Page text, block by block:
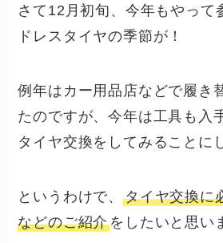
さて12月初旬、今年もやって
ドレスタイヤの季節が！
例年はカー用品店などで履き
たのですが、今年は工具も入
タイヤ交換をしてみることに
というわけで、タイヤ交換に
などのご紹介をしたいと思い